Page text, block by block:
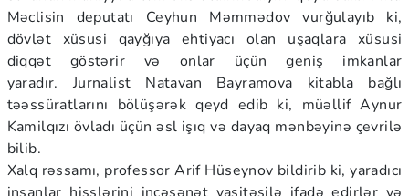
Məclisin deputatı Ceyhun Məmmədov vurğulayıb ki,
dövlət xüsusi qayğıya ehtiyacı olan uşaqlara xüsusi
diqqət göstərir və onlar üçün geniş imkanlar
yaradır. Jurnalist Natavan Bayramova kitabla bağlı
təəssüratlarını bölüşərək qeyd edib ki, müəllif Aynur
Kamilqızı övladı üçün əsl işıq və dayaq mənbəyinə çevrilə
bilib.
Xalq rəssamı, professor Arif Hüseynov bildirib ki, yaradıcı